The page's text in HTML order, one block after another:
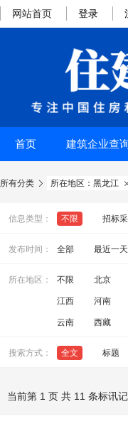
网站首页 登录
首页 建筑企业查
所有分类  所在地区：黑龙江
信息类型： 不限 招标
发布时间： 全部 最近一天
所在地区： 不限 北京
江西 河南
云南 西藏
搜索方式： 全文 标题
当前第 1 页 共 11 条标讯